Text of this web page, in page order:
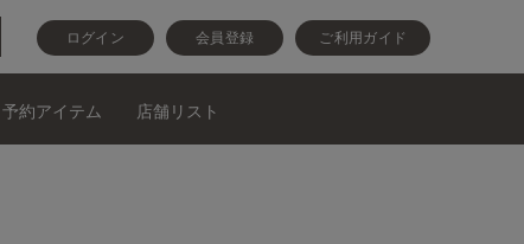
ログイン 会員登録 ご利用ガイド
予約アイテム 店舗リスト